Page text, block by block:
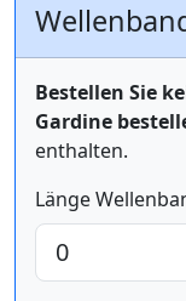
Bestellen Sie
Gardine
enthalten.
Länge